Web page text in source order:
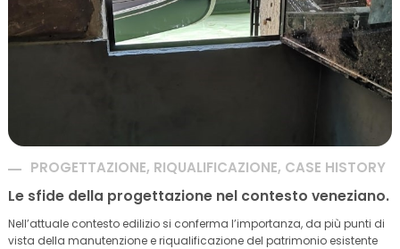
PROGETTAZIONE, RIQUALIFICAZIONE, CASE HISTORY
Le sfide della progettazione nel contesto veneziano.
Nell’attuale contesto edilizio si conferma l’importanza, da più punti di
vista della manutenzione e riqualificazione del patrimonio esistente